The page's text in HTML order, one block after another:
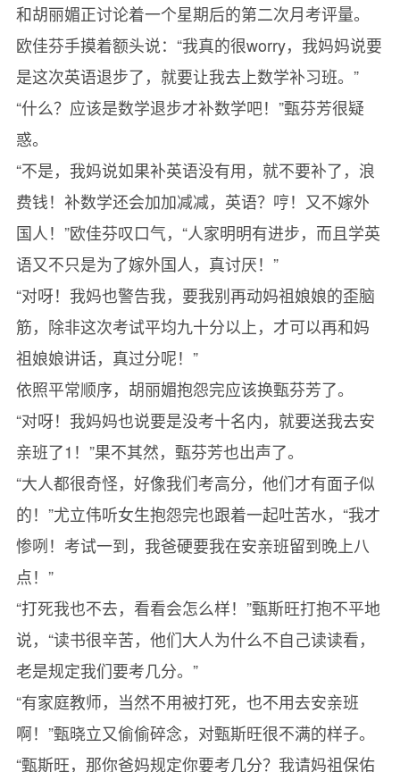
和胡丽媚正讨论着一个星期后的第二次月考评量。
欧佳芬手摸着额头说：“我真的很worry，我妈妈说要
是这次英语退步了，就要让我去上数学补习班。”
“什么？应该是数学退步才补数学吧！”甄芬芳很疑
惑。
“不是，我妈说如果补英语没有用，就不要补了，浪
费钱！补数学还会加加减减，英语？哼！又不嫁外
国人！”欧佳芬叹口气，“人家明明有进步，而且学英
语又不只是为了嫁外国人，真讨厌！”
“对呀！我妈也警告我，要我别再动妈祖娘娘的歪脑
筋，除非这次考试平均九十分以上，才可以再和妈
祖娘娘讲话，真过分呢！”
依照平常顺序，胡丽媚抱怨完应该换甄芬芳了。
“对呀！我妈妈也说要是没考十名内，就要送我去安
亲班了1！”果不其然，甄芬芳也出声了。
“大人都很奇怪，好像我们考高分，他们才有面子似
的！”尤立伟听女生抱怨完也跟着一起吐苦水，“我才
惨咧！考试一到，我爸硬要我在安亲班留到晚上八
点！”
“打死我也不去，看看会怎么样！”甄斯旺打抱不平地
说，“读书很辛苦，他们大人为什么不自己读读看，
老是规定我们要考几分。”
“有家庭教师，当然不用被打死，也不用去安亲班
啊！”甄晓立又偷偷碎念，对甄斯旺很不满的样子。
“甄斯旺，那你爸妈规定你要考几分？我请妈祖保佑